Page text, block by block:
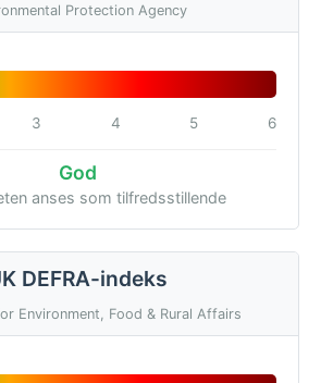
Protection Agency
3 4 5 6
God
anses som tilfredsstillende
DEFRA-indeks
Environment, Food & Rural Affairs